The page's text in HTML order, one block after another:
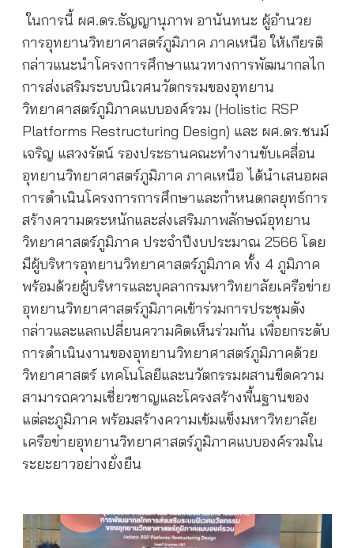
ในการนี้ ผศ.ดร.ธัญญานุภาพ อานันทนะ ผู้อำนวย
การอุทยานวิทยาศาสตร์ภูมิภาค ภาคเหนือ ให้เกียรติ
กล่าวแนะนำโครงการศึกษาแนวทางการพัฒนากลไก
การส่งเสริมระบบนิเวศนวัตกรรมของอุทยาน
วิทยาศาสตร์ภูมิภาคแบบองค์รวม (Holistic RSP
Platforms Restructuring Design) และ ผศ.ดร.ชนม์
เจริญ แสวงรัตน์ รองประธานคณะทำงานขับเคลื่อน
อุทยานวิทยาศาสตร์ภูมิภาค ภาคเหนือ ได้นำเสนอผล
การดำเนินโครงการการศึกษาและกำหนดกลยุทธ์การ
สร้างความตระหนักและส่งเสริมภาพลักษณ์อุทยาน
วิทยาศาสตร์ภูมิภาค ประจำปีงบประมาณ 2566 โดย
มีผู้บริหารอุทยานวิทยาศาสตร์ภูมิภาค ทั้ง 4 ภูมิภาค
พร้อมด้วยผู้บริหารและบุคลากรมหาวิทยาลัยเครือข่าย
อุทยานวิทยาศาสตร์ภูมิภาคเข้าร่วมการประชุมดัง
กล่าวและแลกเปลี่ยนความคิดเห็นร่วมกัน เพื่อยกระดับ
การดำเนินงานของอุทยานวิทยาศาสตร์ภูมิภาคด้วย
วิทยาศาสตร์ เทคโนโลยีและนวัตกรรมผสานขีดความ
สามารถความเชี่ยวชาญและโครงสร้างพื้นฐานของ
แต่ละภูมิภาค พร้อมสร้างความเข้มแข็งมหาวิทยาลัย
เครือข่ายอุทยานวิทยาศาสตร์ภูมิภาคแบบองค์รวมใน
ระยะยาวอย่างยั่งยืน